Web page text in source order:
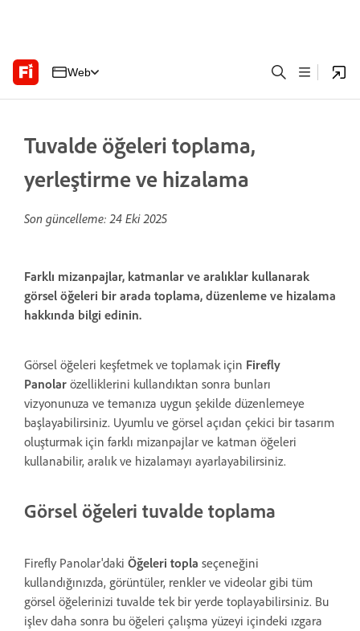
Web
Tuvalde öğeleri toplama,
yerleştirme ve hizalama
Son güncelleme:24 Eki 2025
Farklı mizanpajlar, katmanlar ve aralıklar kullanarak
görsel öğeleri bir arada toplama, düzenleme ve hizalama
hakkında bilgi edinin.
Görsel öğeleri keşfetmek ve toplamak için Firefly
Panolar özelliklerini kullandıktan sonra bunları
vizyonunuza ve temanıza uygun şekilde düzenlemeye
başlayabilirsiniz. Uyumlu ve görsel açıdan çekici bir tasarım
oluşturmak için farklı mizanpajlar ve katman öğeleri
kullanabilir, aralık ve hizalamayı ayarlayabilirsiniz.
Görsel öğeleri tuvalde toplama
Firefly Panolar'daki Öğeleri topla seçeneğini
kullandığınızda, görüntüler, renkler ve videolar gibi tüm
görsel öğelerinizi tuvalde tek bir yerde toplayabilirsiniz. Bu
işlev daha sonra bu öğeleri çalışma yüzeyi içindeki ızgara